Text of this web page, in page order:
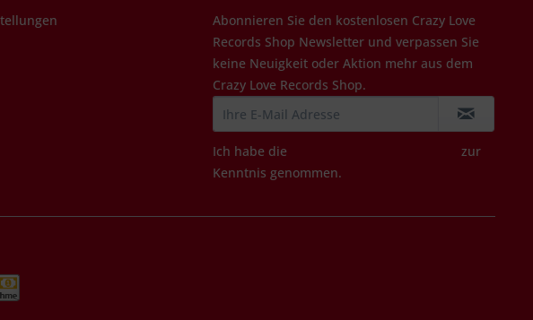
Abonnieren Sie den kostenlosen Crazy Love
Records Shop Newsletter und verpassen Sie
keine Neuigkeit oder Aktion mehr aus dem
Crazy Love Records Shop.
Ich habe die
zur
Kenntnis genommen.